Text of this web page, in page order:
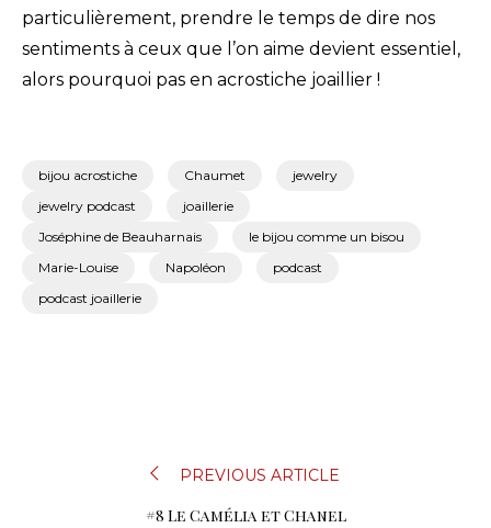
particulièrement, prendre le temps de dire nos
sentiments à ceux que l’on aime devient essentiel,
alors pourquoi pas en acrostiche joaillier !
bijou acrostiche Chaumet
jewelry
jewelry podcast
joaillerie
Joséphine de Beauharnais
le bijou comme un bisou
Marie-Louise
Napoléon
podcast
podcast joaillerie
NAVIGATIONPREVIOUS ARTICLE
#8 Le Camélia et Chanel